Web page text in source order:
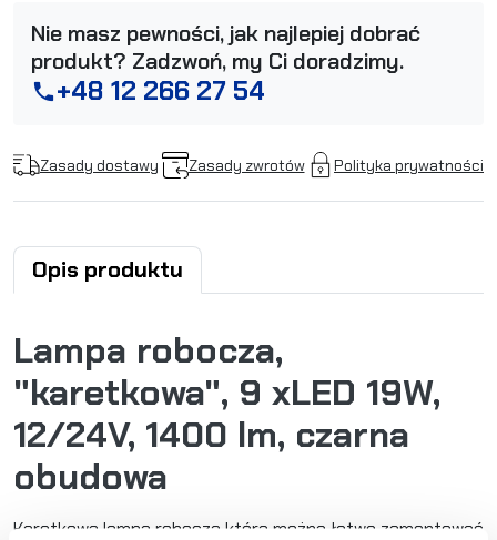
Nie masz pewności, jak najlepiej dobrać
produkt? Zadzwoń, my Ci doradzimy.
phone+48 12 266 27 54
Zasady dostawy Zasady zwrotów Polityka prywatności
Opis produktu
Lampa robocza,
"karetkowa", 9 xLED 19W,
12/24V, 1400 lm, czarna
obudowa
Karetkowa lampa robocza którą można łatwo zamontować